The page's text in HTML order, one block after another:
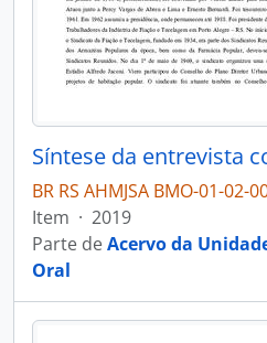
BR RS AHMJSA BMO-01-02-
Item · 2019
Parte deAcervo da
Oral